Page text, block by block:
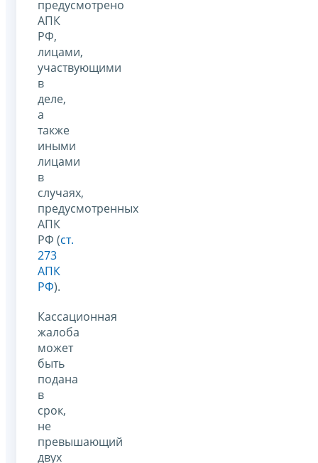
предусмотрено
АПК
РФ,
лицами,
участвующими
в
деле,
а
также
иными
лицами
в
случаях,
предусмотренных
АПК
РФ (ст.
273
АПК
РФ).
Кассационная
жалоба
может
быть
подана
в
срок,
не
превышающий
двух